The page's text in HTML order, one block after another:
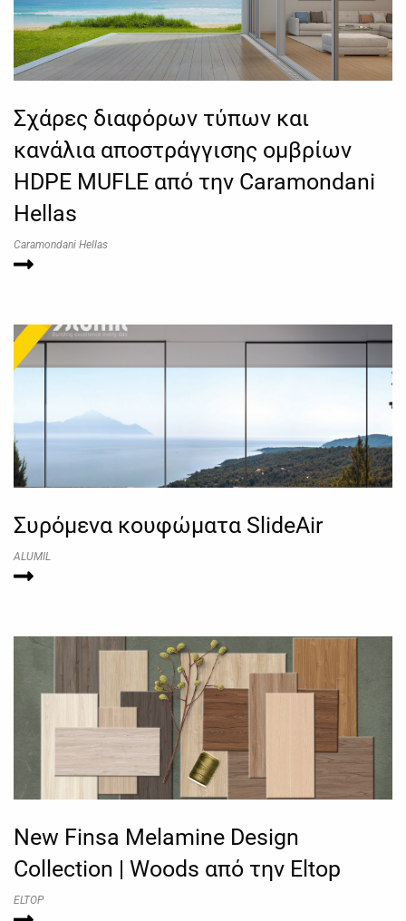
Σχάρες διαφόρων τύπων και
κανάλια αποστράγγισης ομβρίων
HDPE MUFLE από την Caramondani
Hellas
Caramondani Hellas
Συρόμενα κουφώματα SlideAir
ALUMIL
New Finsa Melamine Design
Collection | Woods από την Eltop
ELTOP